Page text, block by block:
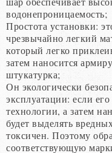
водонепроницаемость;
Простота установки:
чрезвычайно легкий
который легко
затем наносится
штукатурка;
Он экологически
эксплуатации: если
технологии, а затем
будет выделять
токсичен. Поэтому
соответствующую